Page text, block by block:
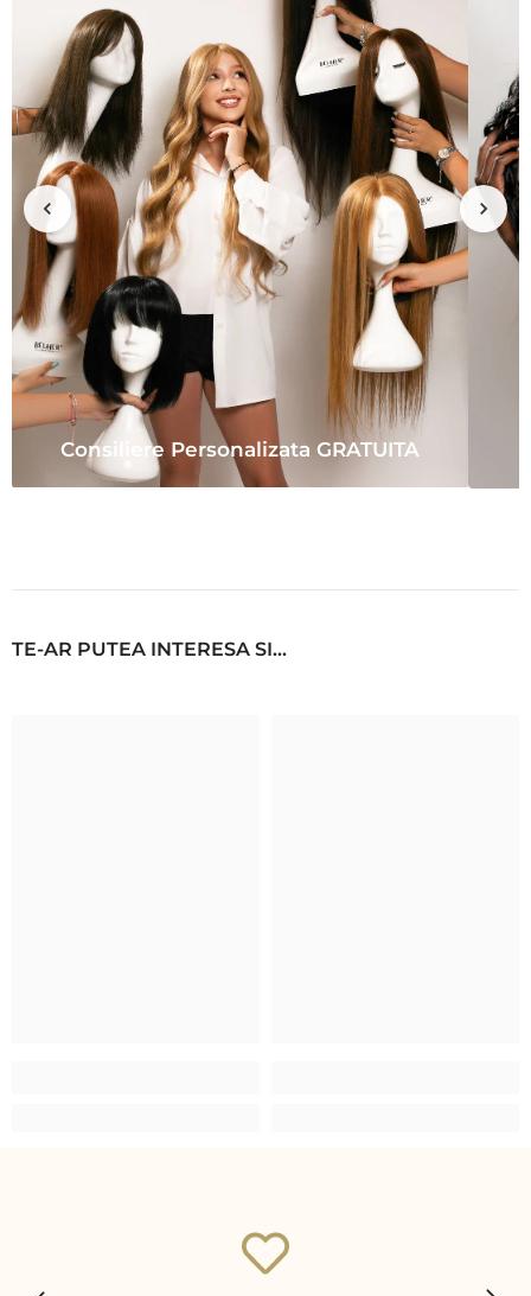
Consiliere Personalizata GRATUITA
TE-AR PUTEA INTERESA SI...